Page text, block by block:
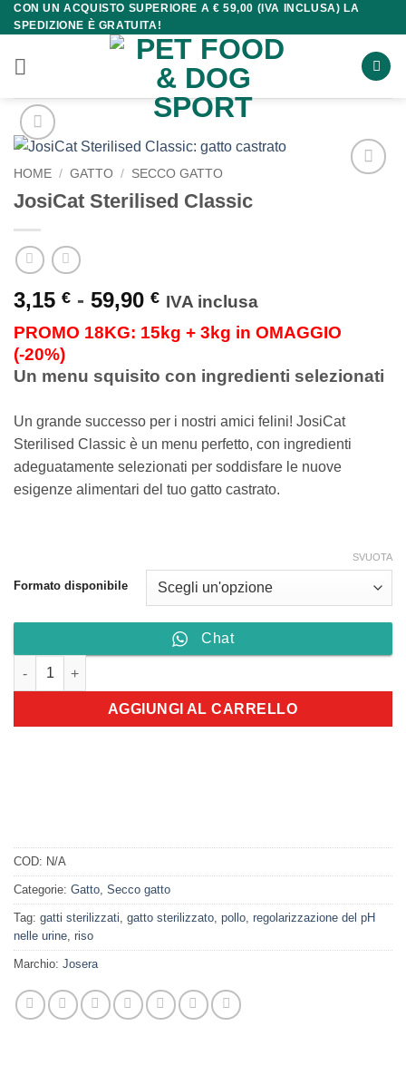
Salta
ai
contenuti
CON UN ACQUISTO SUPERIORE A € 59,00 (IVA INCLUSA) LA
SPEDIZIONE È GRATUITA!
HOME / GATTO / SECCO GATTO
JosiCat Sterilised Classic
3,15 € - 59,90 €Fascia
di
prezzo:
3,15 €
59,90 €
IVA inclusa
PROMO 18KG: 15kg + 3kg in OMAGGIO
(-20%)
Un menu squisito con ingredienti selezionati
Un grande successo per i nostri amici felini! JosiCat
Sterilised Classic è un menu perfetto, con ingredienti
adeguatamente selezionati per soddisfare le nuove
esigenze alimentari del tuo gatto castrato.
Formato disponibile
SVUOTA
Chat
JosiCat Sterilised Classic quantità
AGGIUNGI AL CARRELLO
COD: N/A
Categorie: Gatto, Secco gatto
Tag: gatti sterilizzati, gatto sterilizzato, pollo, regolarizzazione del pH
nelle urine, riso
Marchio: Josera